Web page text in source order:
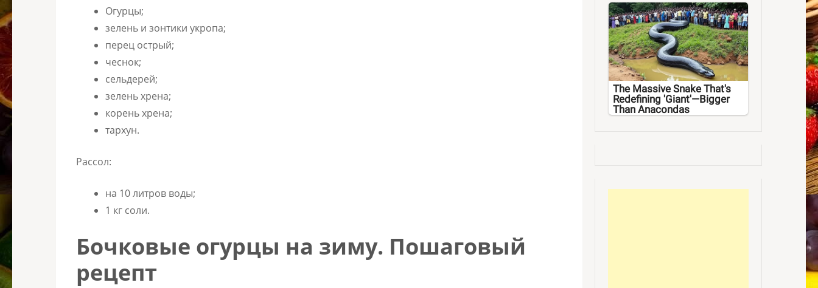
Огурцы;
зелень и зонтики укропа;
перец острый;
чеснок;
сельдерей;
зелень хрена;
корень хрена;
тархун.
Рассол:
на 10 литров воды;
1 кг соли.
Бочковые огурцы на зиму. Пошаговый
рецепт
The Massive Snake That's
Redefining 'Giant'—Bigger
Than Anacondas